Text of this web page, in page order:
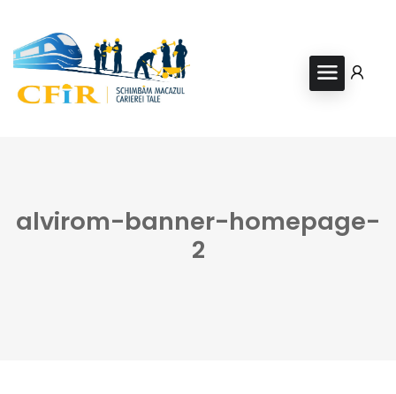
alvirom-banner-homepage-
2